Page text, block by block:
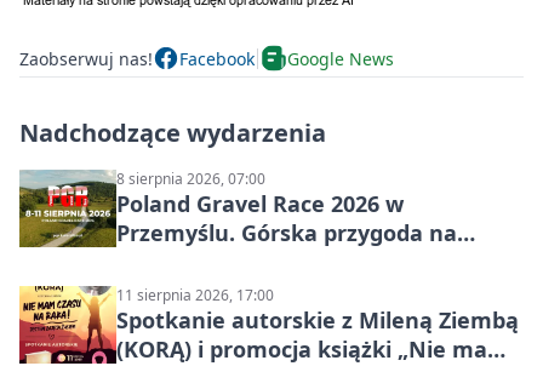
Zaobserwuj nas! Facebook Google News
Nadchodzące wydarzenia
8 sierpnia 2026, 07:00
Poland Gravel Race 2026 w
Przemyślu. Górska przygoda na
11 sierpnia 2026, 17:00
Spotkanie autorskie z Mileną Ziembą
(KORĄ) i promocja książki „Nie mam